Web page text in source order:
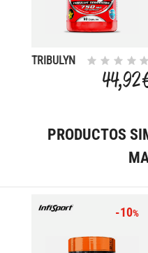
TRIBULYN
44,92
PRODUCTOS
-10%